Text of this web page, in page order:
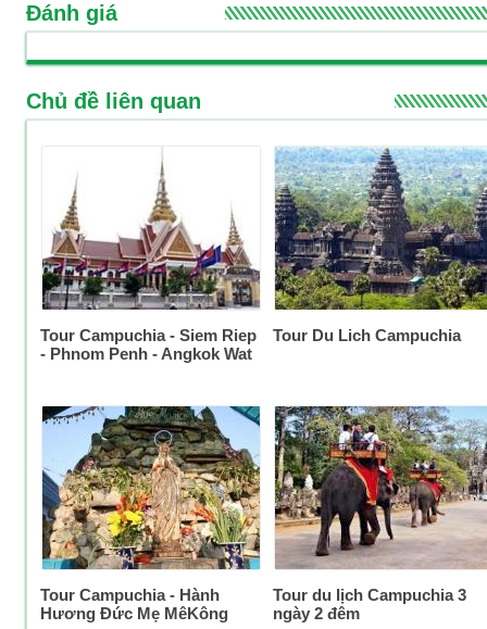
Đánh giá
Chủ đề liên quan
Tour Campuchia - Siem Riep
- Phnom Penh - Angkok Wat
Tour Du Lich Campuchia
Tour Campuchia - Hành
Hương Đức Mẹ MêKông
Tour du lịch Campuchia 3
ngày 2 đêm